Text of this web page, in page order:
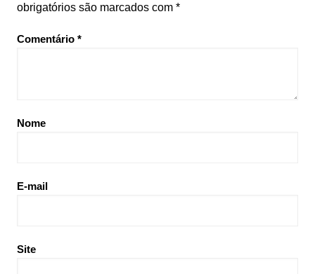
obrigatórios são marcados com *
Comentário *
Nome
E-mail
Site